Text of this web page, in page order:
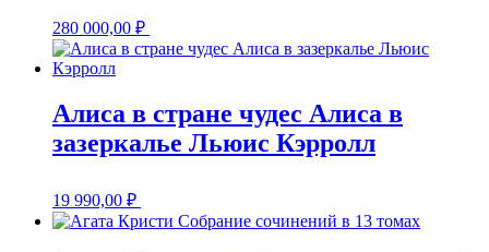
280 000,00 ₽
Алиса в стране чудес Алиса в
зазеркалье Льюис Кэрролл
19 990,00 ₽